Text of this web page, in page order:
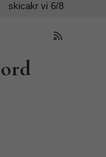
skicakr vi 6/8